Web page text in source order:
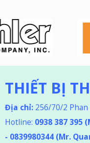
THIẾT BỊ
Địa chỉ: 256/70/2
Hotline: 0938 387 395
- 0839980344 (Mr.